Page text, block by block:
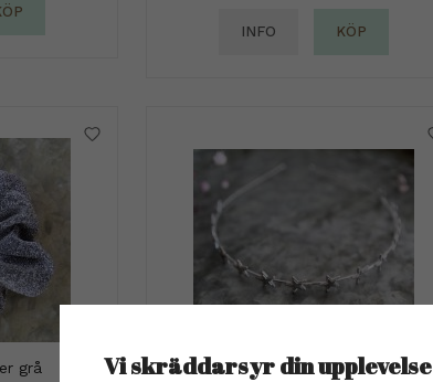
INFO KÖP
grå Diadem - Star silver
Vi skräddarsyr din upplevelse